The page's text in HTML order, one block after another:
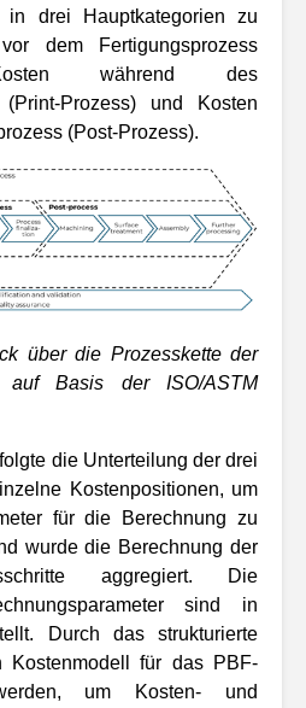
in drei Hauptkategorien zu
dem Fertigungsprozess
während des
(Print-Prozess) und Kosten
(Post-Prozess).
über die Prozesskette der
auf Basis der ISO/ASTM
die Unterteilung der drei
Kostenpositionen, um
für die Berechnung zu
wurde die Berechnung der
aggregiert. Die
sind in
Durch das strukturierte
Kostenmodell für das PBF-
um Kosten- und